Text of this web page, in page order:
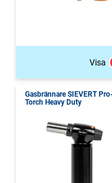
Visa
Gasbrännare SIEVERT Pro-
Torch Heavy Duty